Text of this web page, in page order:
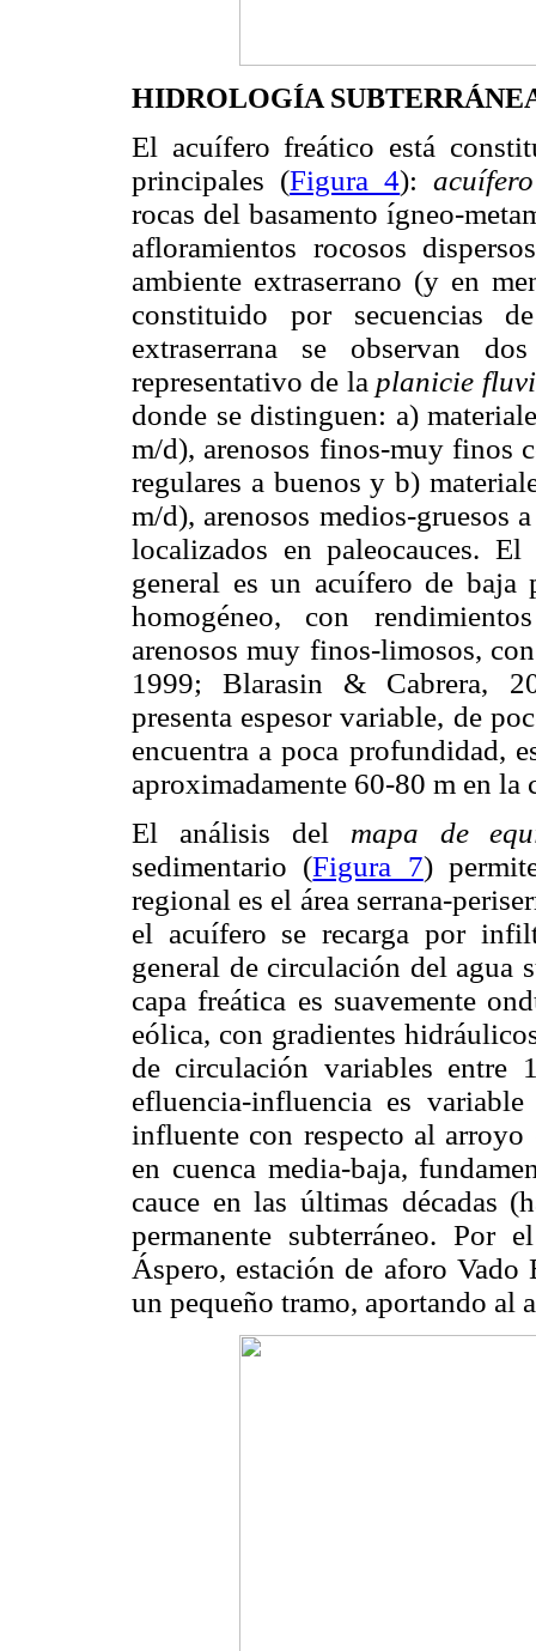
HIDROLOGÍA
El acuífero freático está
principales (Figura 4):
rocas del basamento ígneo-
afloramientos rocosos
ambiente extraserrano (y en
constituido por secuencias
extraserrana se observan
representativo de la planicie
donde se distinguen: a)
m/d), arenosos finos-muy finos
regulares a buenos y b)
m/d), arenosos medios-gruesos
localizados en paleocauces.
general es un acuífero de baja
homogéneo, con
arenosos muy finos-limosos,
1999; Blarasin & Cabrera,
presenta espesor variable, de
encuentra a poca profundidad,
aproximadamente 60-80 m en la
El análisis del mapa de
sedimentario (Figura 7)
regional es el área serrana-
el acuífero se recarga por
general de circulación del agua
capa freática es suavemente
eólica, con gradientes
de circulación variables
efluencia-influencia es
influente con respecto al
en cuenca media-baja,
cauce en las últimas décadas
permanente subterráneo. Por
Áspero, estación de aforo Vado
un pequeño tramo, aportando al